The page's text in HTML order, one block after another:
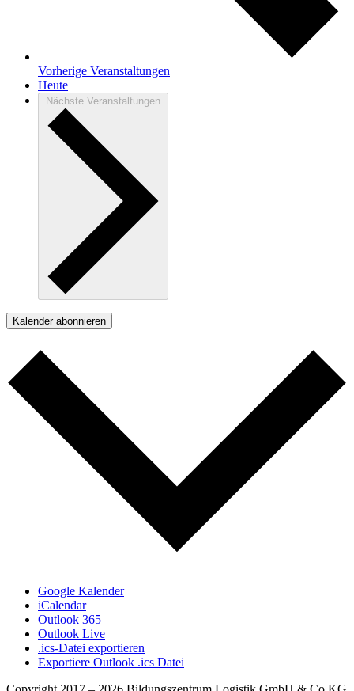
Vorherige Veranstaltungen
Heute
Nächste Veranstaltungen
Kalender abonnieren
Google Kalender
iCalendar
Outlook 365
Outlook Live
.ics-Datei exportieren
Exportiere Outlook .ics Datei